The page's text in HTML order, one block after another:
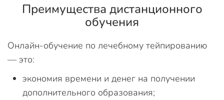
Преимущества дистанционного
обучения
Онлайн-обучение по лечебному тейпированию
— это:
экономия времени и денег на получении
дополнительного образования;